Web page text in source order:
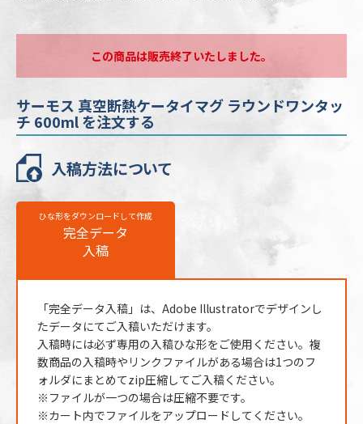
サーモス 真空断熱ケータイマグ ラウンド
ワンタッチ 600mlの名入れ仕様
名入れ方法
回転シルク印刷
名入れ色
標準カラー24色より1色選択
※ 再注文の際、仕上がりには商品の個体差や名入れ位置・色に若干の差が
生じる場合がございます。
この商品は販売終了いたしました。
サーモス 真空断熱ケータイマグ ラウンドワンタッ
チ 600ml を注文する
入稿方法について
ひな形をダウンロードして作成
完全データ
入稿
「完全データ入稿」は、Adobe Illustratorでデザインし
たデータにてご入稿いただけます。
入稿時には必ず専用の入稿ひな形をご使用ください。複
数商品の入稿時やリンクファイルがある場合は1つのフ
ォルダにまとめてzip圧縮してご入稿ください。
※ファイルが一つの場合は圧縮不要です。
※カート内でファイルをアップロードしてください。